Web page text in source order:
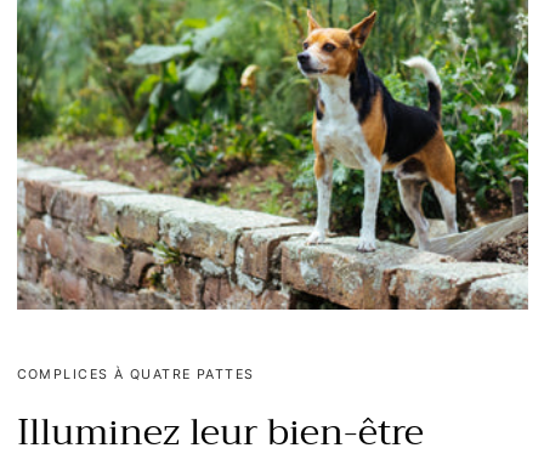
COMPLICES À QUATRE PATTES
Illuminez leur bien-être